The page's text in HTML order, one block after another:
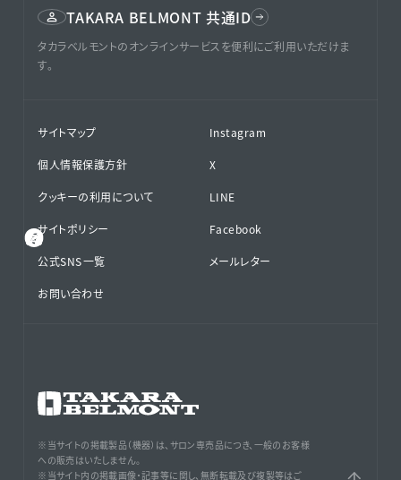
TAKARA BELMONT 共通ID
タカラベルモントのオンラインサービスを便利にご利用いただけま
す。
サイトマップ
個人情報保護方針
クッキーの利用について
サイトポリシー
公式SNS⁨⁩一覧
お問い合わせ
Instagram
X
LINE
Facebook
メールレター
※当サイトの掲載製品（機器）は、サロン専売品につき、一般のお客様
への販売はいたしません。
※当サイト内の掲載画像・記事等に関し、無断転載及び複製等はご